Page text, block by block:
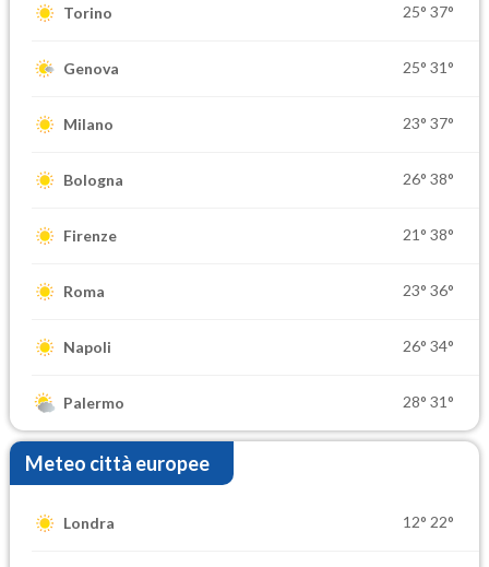
Torino 25° 37°
Genova 25° 31°
Milano 23° 37°
Bologna 26° 38°
Firenze 21° 38°
Roma 23° 36°
Napoli 26° 34°
Palermo 28° 31°
Meteo città europee
Londra 12° 22°